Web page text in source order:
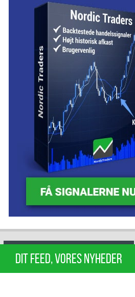
DIT FEED, VORES NYHEDER